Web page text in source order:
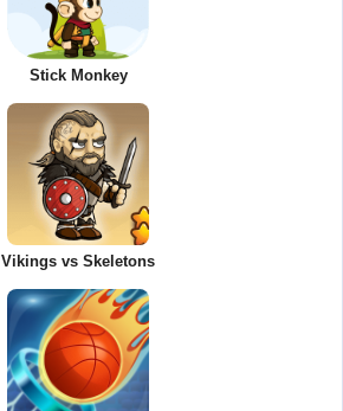
Stick Monkey
Vikings vs Skeletons